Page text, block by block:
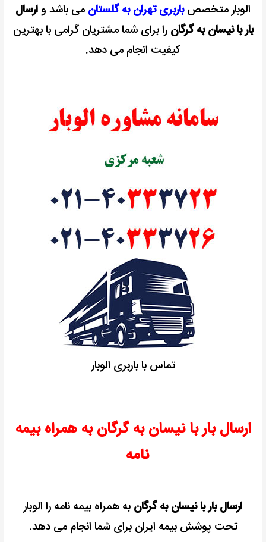
الوبار متخصصباربری تهران به گلستان می باشد وارسال
بار با نیسان به گرگان را برای شما مشتریان گرامی با بهترین
کیفیت انجام می دهد.
تماس با باربری الوبار
ارسال بار با نیسان به گرگان به همراه بیمه
نامه
ارسال بار با نیسان به گرگان به همراه بیمه نامه را الوبار
تحت پوشش بیمه ایران برای شما انجام می دهد.